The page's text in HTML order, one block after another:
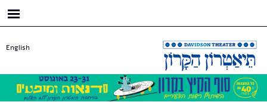
English